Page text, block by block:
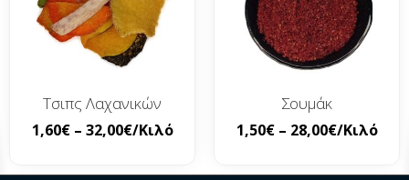
Τσιπς Λαχανικών
1,60€ – 32,00€/Κιλό
Σουμάκ
1,50€ – 28,00€/Κιλό